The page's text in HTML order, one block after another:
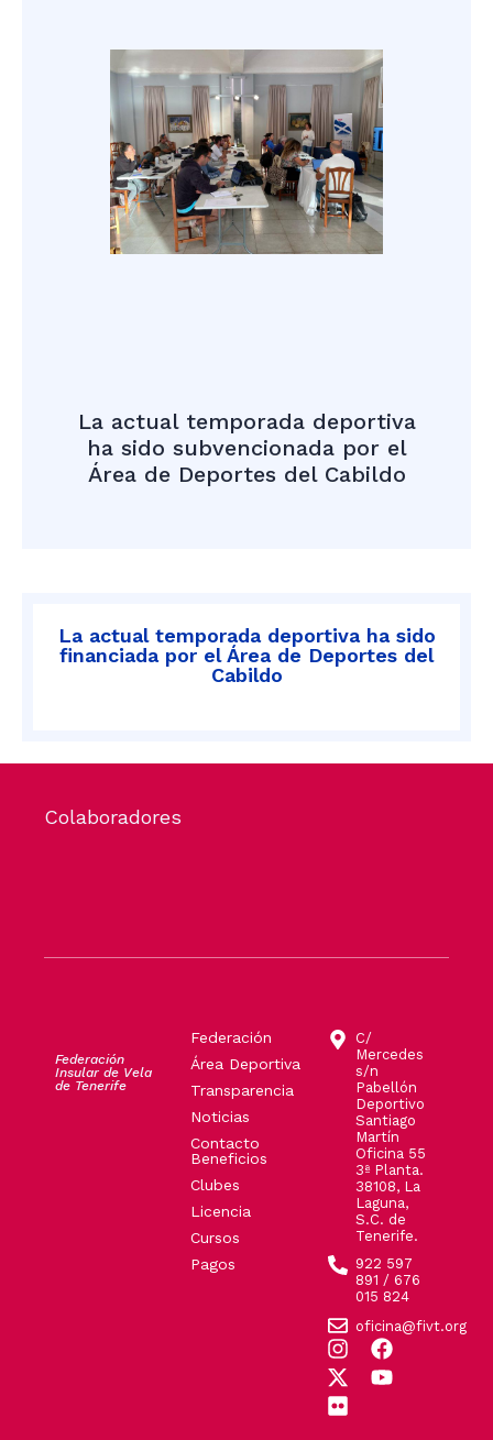
La actual temporada deportiva
ha sido subvencionada por el
Área de Deportes del Cabildo
La actual temporada deportiva ha sido
financiada por el Área de Deportes del
Cabildo
Colaboradores
Federación
Insular de Vela
de Tenerife
Federación
Área Deportiva
Transparencia
Noticias
Contacto
Beneficios
Clubes
Licencia
Cursos
Pagos
C/
Mercedes
s/n
Pabellón
Deportivo
Santiago
Martín
Oficina 55
3ª Planta.
38108, La
Laguna,
S.C. de
Tenerife.
922 597
891 / 676
015 824
oficina@fivt.org